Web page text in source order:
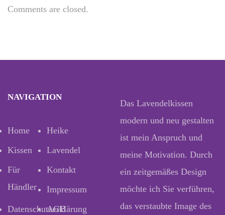
Comments are closed.
NAVIGATION
Home
Heike
Kissen
Lavendel
Für
Händler
Kontakt
Impressum
Datenschutzerklärung
AGB
Das Lavendelkissen
modern und neu gestalten
ist mein Anspruch und
meine Motivation. Durch
ein zeitgemäßes Design
möchte ich Sie verführen,
das verstaubte Image des